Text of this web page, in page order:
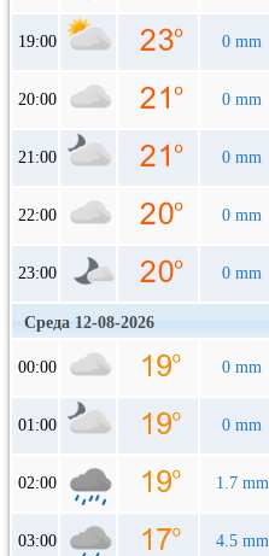
19:00 0 mm
20:00 0 mm
21:00 0 mm
22:00 0 mm
23:00 0 mm
Среда 12-08-2026
00:00 0 mm
01:00 0 mm
02:00 1.7 mm
03:00 4.5 mm